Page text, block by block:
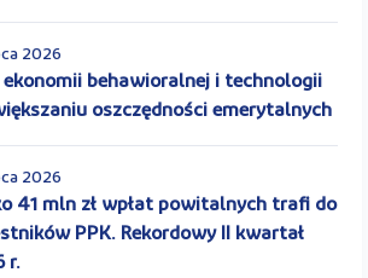
2026
ekonomii behawioralnej i technologii
oszczędności emerytalnych
2026
41 mln zł wpłat powitalnych trafi do
PPK. Rekordowy II kwartał
r.